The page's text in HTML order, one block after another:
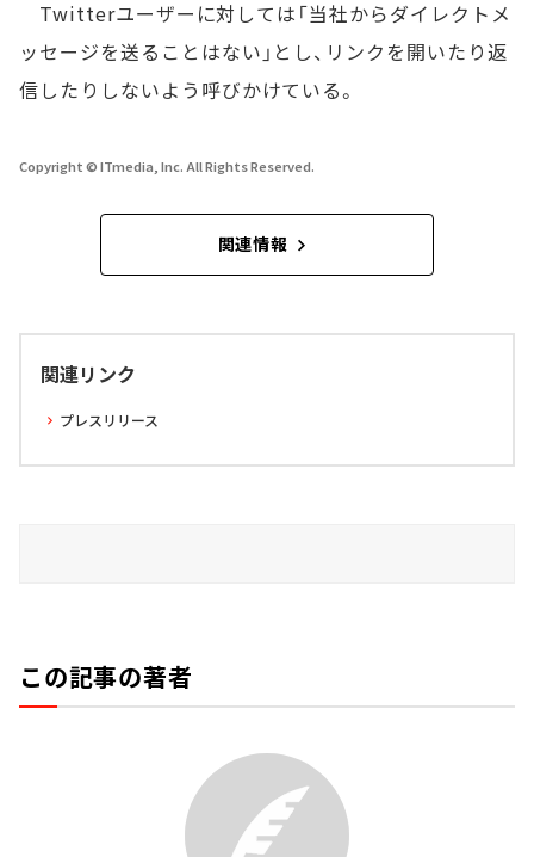
Twitterユーザーに対しては「当社からダイレクトメ
ッセージを送ることはない」とし、リンクを開いたり返
信したりしないよう呼びかけている。
Copyright © ITmedia, Inc. All Rights Reserved.
関連情報
関連リンク
プレスリリース
この記事の著者